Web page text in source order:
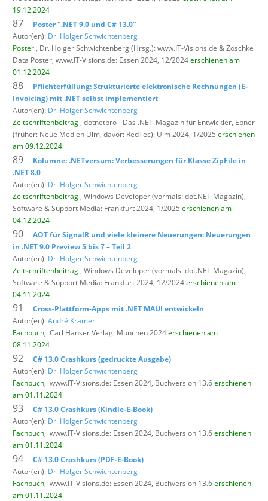
19.12.2024
87
Poster ".NET 9.0 und C# 13.0"
Autor(en): Dr. Holger Schwichtenberg
Poster , Dr. Holger Schwichtenberg (Hrsg.): www.IT-Visions.de & Zoschke
Data Poster, www.IT-Visions.de: Essen 2024, 12/2024erschienen am
01.12.2024
88
Pflichterfüllung: Strukturierte elektronische Rechnungen (E-
Invoicing) mit .NET selbst implementiert
Autor(en): Dr. Holger Schwichtenberg
Zeitschriftenbeitrag , dotnetpro - Das .NET-Magazin für Entwickler, Ebner
(früher: Neue Medien Ulm, davor: RedTec): Ulm 2024, 1/2025 erschienen
am 09.12.2024
89
Kolumne: .NETversum: Verbesserungen für Klasse ZipFile in
.NET 8.0
Autor(en): Dr. Holger Schwichtenberg
Zeitschriftenbeitrag , Windows Developer (vormals: dot.NET Magazin),
Software & Support Media: Frankfurt 2024, 1/2025 erschienen am
04.12.2024
90
AOT für SignalR und viele kleinere Neuerungen: Neuerungen
in .NET 9.0 Preview 5 bis 7 – Teil 2
Autor(en): Dr. Holger Schwichtenberg
Zeitschriftenbeitrag , Windows Developer (vormals: dot.NET Magazin),
Software & Support Media: Frankfurt 2024, 12/2024erschienen am
04.11.2024
91
Cross-Plattform-Apps mit .NET MAUI entwickeln
Autor(en):André Krämer
Fachbuch, Carl Hanser Verlag: München 2024erschienen am
08.11.2024
92
C# 13.0 Crashkurs (gedruckte Ausgabe)
Autor(en): Dr. Holger Schwichtenberg
Fachbuch, www.IT-Visions.de: Essen 2024, Buchversion 13.6erschienen
am 01.11.2024
93
C# 13.0 Crashkurs (Kindle-E-Book)
Autor(en): Dr. Holger Schwichtenberg
Fachbuch, www.IT-Visions.de: Essen 2024, Buchversion 13.6erschienen
am 01.11.2024
94
C# 13.0 Crashkurs (PDF-E-Book)
Autor(en): Dr. Holger Schwichtenberg
Fachbuch, www.IT-Visions.de: Essen 2024, Buchversion 13.6erschienen
am 01.11.2024